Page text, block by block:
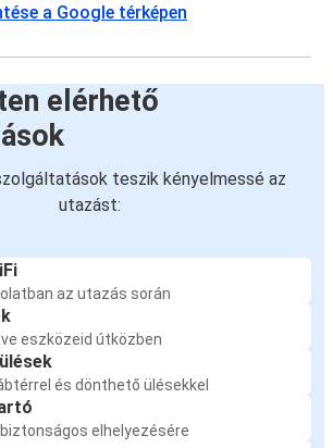
a Google térképen
elérhető
teszik kényelmessé az
utazást:
az utazás során
eszközeid útközben
és dönthető ülésekkel
elhelyezésére